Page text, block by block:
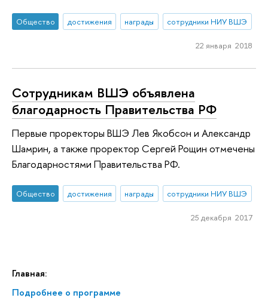
Главная:
Подробнее о программе
Общество достижения награды сотрудники НИУ ВШЭ
22 января 2018
Сотрудникам ВШЭ объявлена
благодарность Правительства РФ
Первые проректоры ВШЭ Лев Якобсон и Александр
Шамрин, а также проректор Сергей Рощин отмечены
Благодарностями Правительства РФ.
Общество достижения награды сотрудники НИУ ВШЭ
25 декабря 2017